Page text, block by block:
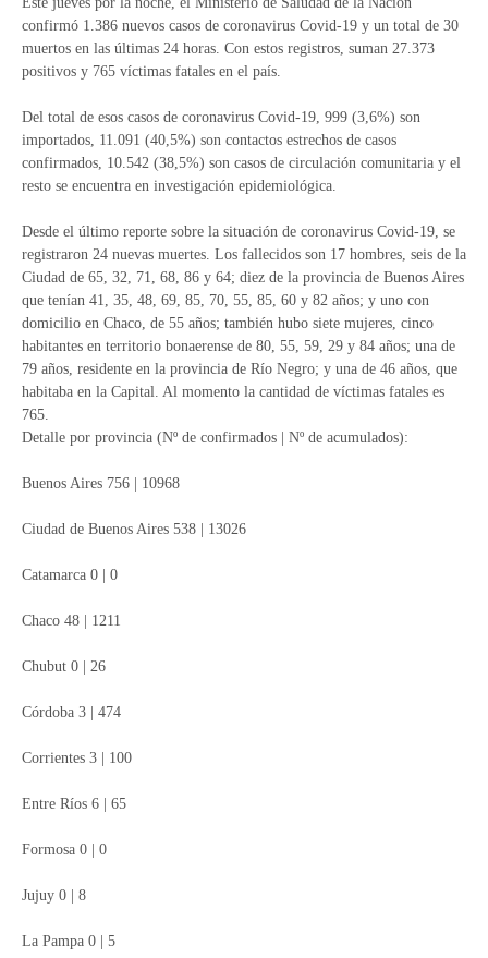
confirmó 1.386 nuevos casos de coronavirus Covid-19 y un total de 30
muertos en las últimas 24 horas. Con estos registros, suman 27.373
positivos y 765 víctimas fatales en el país.
Del total de esos casos de coronavirus Covid-19, 999 (3,6%) son
importados, 11.091 (40,5%) son contactos estrechos de casos
confirmados, 10.542 (38,5%) son casos de circulación comunitaria y el
resto se encuentra en investigación epidemiológica.
Desde el último reporte sobre la situación de coronavirus Covid-19, se
registraron 24 nuevas muertes. Los fallecidos son 17 hombres, seis de la
Ciudad de 65, 32, 71, 68, 86 y 64; diez de la provincia de Buenos Aires
que tenían 41, 35, 48, 69, 85, 70, 55, 85, 60 y 82 años; y uno con
domicilio en Chaco, de 55 años; también hubo siete mujeres, cinco
habitantes en territorio bonaerense de 80, 55, 59, 29 y 84 años; una de
79 años, residente en la provincia de Río Negro; y una de 46 años, que
habitaba en la Capital. Al momento la cantidad de víctimas fatales es
765.
Detalle por provincia (Nº de confirmados | Nº de acumulados):
Buenos Aires 756 | 10968
Ciudad de Buenos Aires 538 | 13026
Catamarca 0 | 0
Chaco 48 | 1211
Chubut 0 | 26
Córdoba 3 | 474
Corrientes 3 | 100
Entre Ríos 6 | 65
Formosa 0 | 0
Jujuy 0 | 8
La Pampa 0 | 5